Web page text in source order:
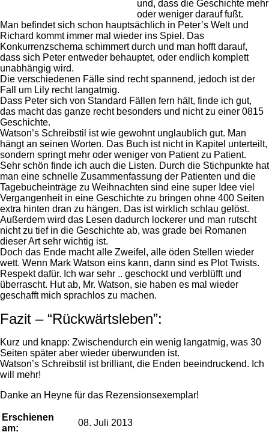
und, dass die Geschichte mehr
oder weniger darauf fußt.
Man befindet sich schon hauptsächlich in Peter’s Welt und
Richard kommt immer mal wieder ins Spiel. Das
Konkurrenzschema schimmert durch und man hofft darauf,
dass sich Peter entweder behauptet, oder endlich komplett
unabhängig wird.
Die verschiedenen Fälle sind recht spannend, jedoch ist der
Fall um Lily recht langatmig.
Dass Peter sich von Standard Fällen fern hält, finde ich gut,
das macht das ganze recht besonders und nicht zu einer 0815
Geschichte.
Watson’s Schreibstil ist wie gewohnt unglaublich gut. Man
hängt an seinen Worten. Das Buch ist nicht in Kapitel unterteilt,
sondern springt mehr oder weniger von Patient zu Patient.
Sehr schön finde ich auch die Listen. Durch die Stichpunkte hat
man eine schnelle Zusammenfassung der Patienten und die
Tagebucheinträge zu Weihnachten sind eine super Idee viel
Vergangenheit in eine Geschichte zu bringen ohne 400 Seiten
extra hinten dran zu hängen. Das ist wirklich schlau gelöst.
Außerdem wird das Lesen dadurch lockerer und man rutscht
nicht zu tief in die Geschichte ab, was grade bei Romanen
dieser Art sehr wichtig ist.
Doch das Ende macht alle Zweifel, alle öden Stellen wieder
wett. Wenn Mark Watson eins kann, dann sind es Plot Twists.
Respekt dafür. Ich war sehr .. geschockt und verblüfft und
überrascht. Hut ab, Mr. Watson, sie haben es mal wieder
geschafft mich sprachlos zu machen.
Fazit – “Rückwärtsleben”:
Kurz und knapp: Zwischendurch ein wenig langatmig, was 30
Seiten später aber wieder überwunden ist.
Watson’s Schreibstil ist brilliant, die Enden beeindruckend. Ich
will mehr!
Danke an Heyne für das Rezensionsexemplar!
Erschienen
am:
08. Juli 2013